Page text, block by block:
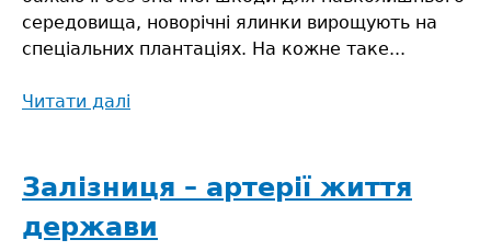
середовища, новорічні ялинки вирощують на
спеціальних плантаціях. На кожне таке...
Читати далі
ніколи
не
замінить
Залізниця – артерії життя
держави